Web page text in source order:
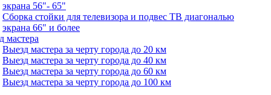
экрана 56"- 65"
Сборка стойки для телевизора и подвес ТВ диагональю
экрана 66" и более
мастера
Выезд мастера за черту города до 20 км
Выезд мастера за черту города до 40 км
Выезд мастера за черту города до 60 км
Выезд мастера за черту города до 100 км